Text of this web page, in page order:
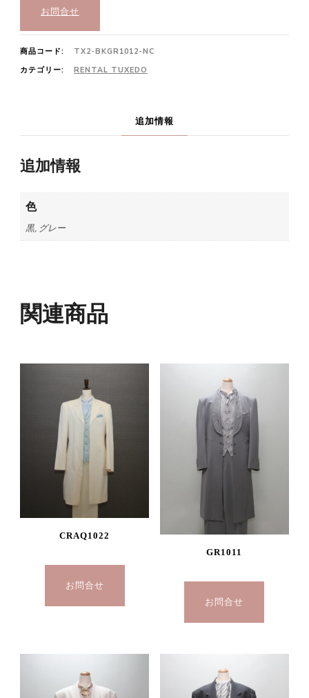
お問合せ
商品コード:
TX2-BKGR1012-NC
カテゴリー:
RENTAL TUXEDO
追加情報
追加情報
色
黒, グレー
関連商品
CRAQ1022
お問合せ
GR1011
お問合せ